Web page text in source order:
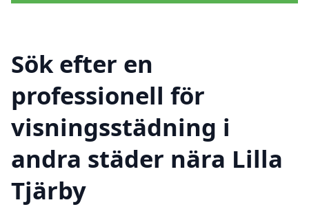
Sök efter en
professionell för
visningsstädning i
andra städer nära Lilla
Tjärby